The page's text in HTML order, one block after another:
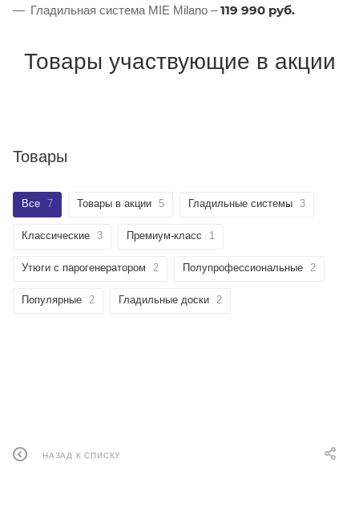
Гладильная система MIE Milano –119 990 руб.
Товары участвующие в акции
Товары
Все 7 Товары в акции 5 Гладильные системы 3
Классические 3 Премиум-класс 1
Утюги с парогенератором 2 Полупрофессиональные 2
Популярные 2 Гладильные доски 2
НАЗАД К СПИСКУ